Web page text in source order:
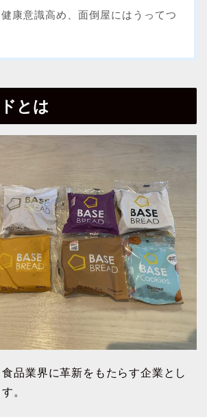
健康意識高め、面倒屋にはうってつ
とは
品業界に革新をもたらす企業とし
。